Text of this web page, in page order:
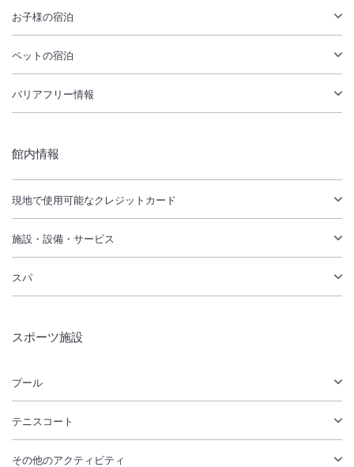
お子様の宿泊
ペットの宿泊
バリアフリー情報
館内情報
現地で使用可能なクレジットカード
施設・設備・サービス
スパ
スポーツ施設
プール
テニスコート
その他のアクティビティ